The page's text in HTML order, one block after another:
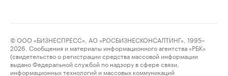
© ООО «БИЗНЕСПРЕСС», АО «РОСБИЗНЕСКОНСАЛТИНГ», 1995–
2026. Сообщения и материалы информационного агентства «РБК»
(свидетельство о регистрации средства массовой информации
выдано Федеральной службой по надзору в сфере связи,
информационных технологий и массовых коммуникаций